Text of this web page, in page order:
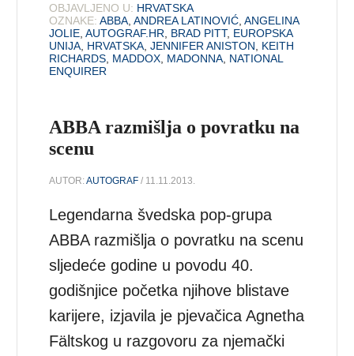
OBJAVLJENO U: HRVATSKA
OZNAKE: ABBA ,ANDREA LATINOVIĆ ,ANGELINA
JOLIE ,AUTOGRAF.HR BRAD PITT, EUROPSKA
UNIJA HRVATSKA ,JENNIFER ANISTON
KEITH
RICHARDS MADDOX MADONNA NATIONAL
ENQUIRER
ABBA razmišlja o povratku na
scenu
AUTOR:AUTOGRAF / 11.11.2013.
Legendarna švedska pop-grupa
ABBA razmišlja o povratku na scenu
sljedeće godine u povodu 40.
godišnjice početka njihove blistave
karijere, izjavila je pjevačica Agnetha
Fältskog u razgovoru za njemački